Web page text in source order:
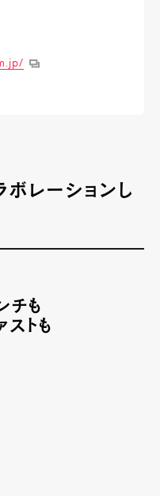
レーションし
チも
ストも